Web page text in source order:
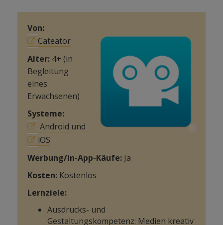
Von:
Cateator
Alter: 4+ (in
Begleitung
eines
Erwachsenen)
Systeme:
Android und
iOS
Werbung/In-App-Käufe: Ja
Kosten: Kostenlos
Lernziele:
Ausdrucks- und
Gestaltungskompetenz: Medien kreativ